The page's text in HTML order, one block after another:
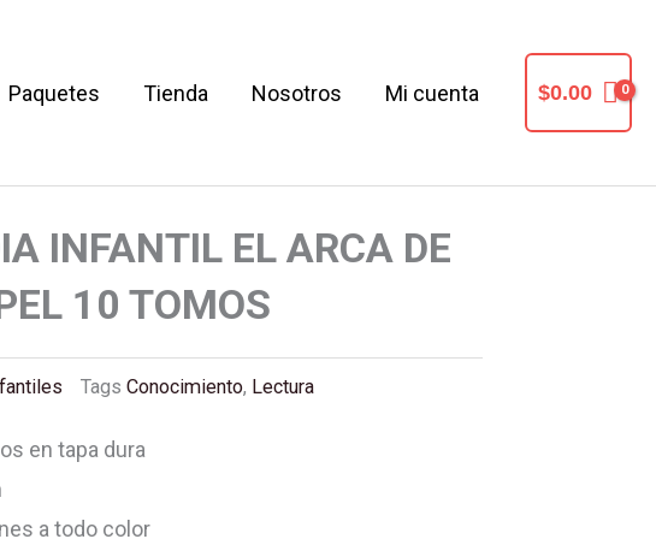
Paquetes Tienda Nosotros Mi cuenta $0.00
INFANTIL EL ARCA DE
10 TOMOS
Tags Conocimiento, Lectura
en tapa dura
a todo color